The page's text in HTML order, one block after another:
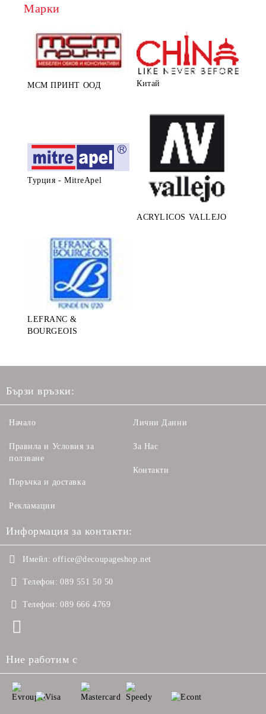
Марки
МСМ ПРИНТ ООД Китай
Турция - MitreApel
ACRYLICOS VALLEJO
LEFRANC &
BOURGEOIS
Бързи връзки:
Начало
Правила и Условия за
ползване
Поръчка и доставка
Рекламации
Лични Данни
За Нас
Контакти
Информация за контакти:
Имейл: office@decoupageshop.net
Телефон: 089 551 50 50
Телефон: 089 666 4769
Ние работим с